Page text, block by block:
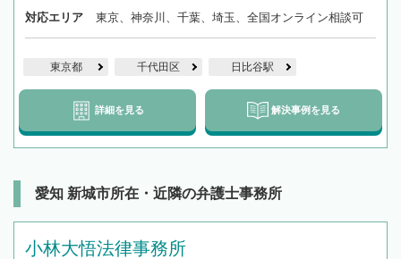
対応エリア 東京、神奈川、千葉、埼玉、全国オンライン相談可
東京都 千代田区 日比谷駅
詳細を見る 解決事例を見る
愛知 新城市所在・近隣の弁護士事務所
小林大悟法律事務所